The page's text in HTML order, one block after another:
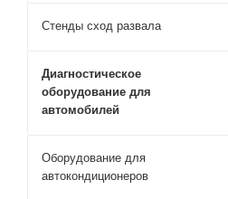
Стенды сход развала
Диагностическое
оборудование для
автомобилей
Оборудование для
автокондиционеров